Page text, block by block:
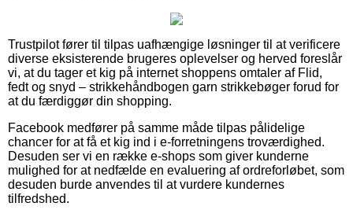
Trustpilot fører til tilpas uafhængige løsninger til at verificere
diverse eksisterende brugeres oplevelser og herved foreslår
vi, at du tager et kig på internet shoppens omtaler af Flid,
fedt og snyd – strikkehåndbogen garn strikkebøger forud for
at du færdiggør din shopping.
Facebook medfører på samme måde tilpas pålidelige
chancer for at få et kig ind i e-forretningens troværdighed.
Desuden ser vi en række e-shops som giver kunderne
mulighed for at nedfælde en evaluering af ordreforløbet, som
desuden burde anvendes til at vurdere kundernes
tilfredshed.